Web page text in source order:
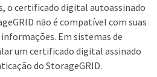
o certificado digital autoassinado
não é compatível com suas
Em sistemas de
um certificado digital assinado
do StorageGRID.